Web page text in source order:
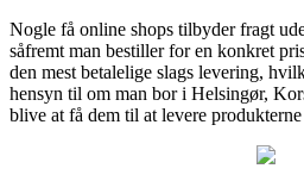
Nogle få online shops tilbyder fragt
såfremt man bestiller for en konkret
den mest betalelige slags levering,
hensyn til om man bor i Helsingør,
blive at få dem til at levere